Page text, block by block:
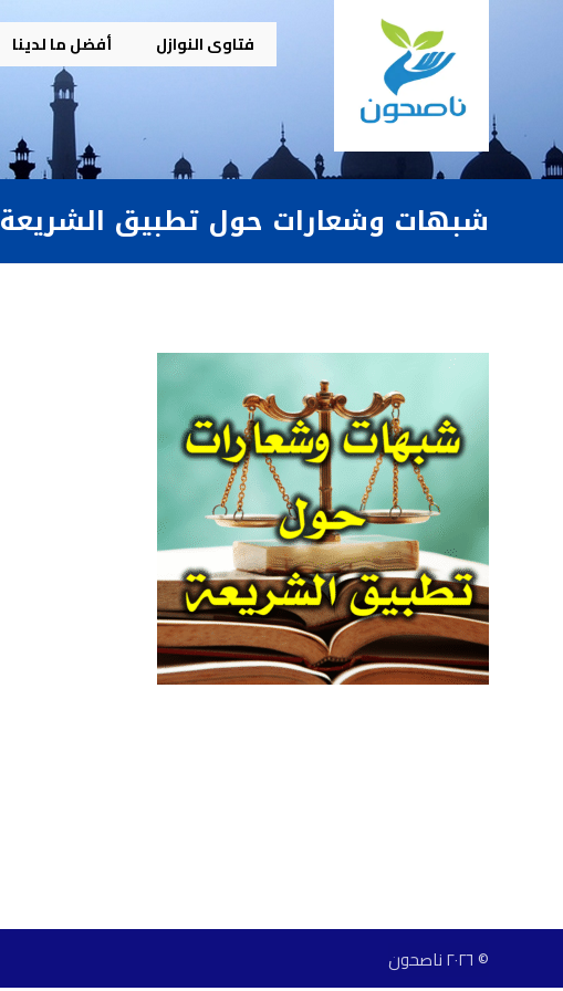
فتاوى النوازل أفضل ما لدينا
شبهات وشعارات حول تطبيق الشريعة
© ٢٠٢٦ ناصحون